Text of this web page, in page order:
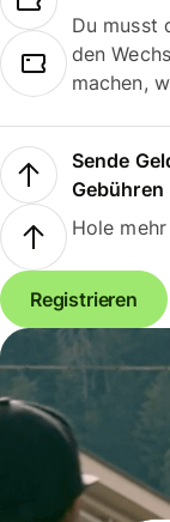
Du musst
den
machen,
Sende
Gebühren
Hole
Registrieren